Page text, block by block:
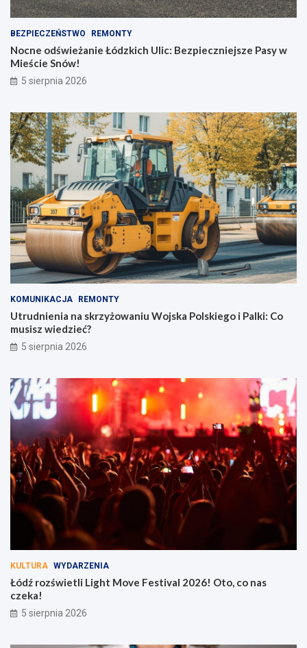
BEZPIECZEŃSTWO REMONTY
Nocne odświeżanie Łódzkich Ulic: Bezpieczniejsze Pasy w
Mieście Snów!
5 sierpnia 2026
KOMUNIKACJA REMONTY
Utrudnienia na skrzyżowaniu Wojska Polskiego i Palki: Co
musisz wiedzieć?
5 sierpnia 2026
KULTURA WYDARZENIA
Łódź rozświetli Light Move Festival 2026! Oto, co nas
czeka!
5 sierpnia 2026